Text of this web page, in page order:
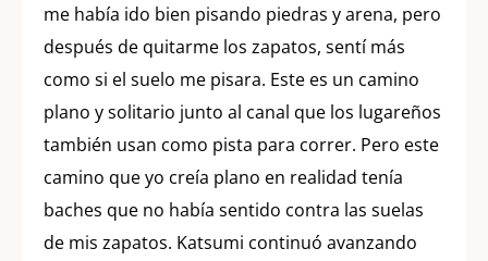
me había ido bien pisando piedras y arena, pero
después de quitarme los zapatos, sentí más
como si el suelo me pisara. Este es un camino
plano y solitario junto al canal que los lugareños
también usan como pista para correr. Pero este
camino que yo creía plano en realidad tenía
baches que no había sentido contra las suelas
de mis zapatos. Katsumi continuó avanzando